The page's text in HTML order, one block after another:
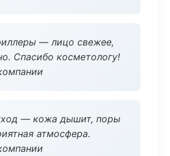
— лицо свежее,
Спасибо косметологу!
— кожа дышит, поры
атмосфера.